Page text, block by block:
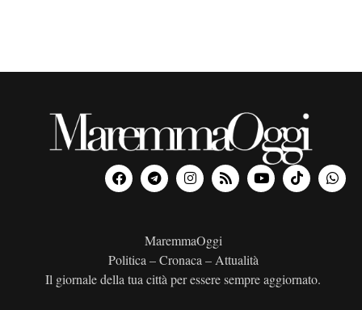
MaremmaOggi
Politica – Cronaca – Attualità
Il giornale della tua città per essere sempre aggiornato.